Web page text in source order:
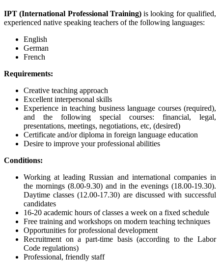
IPT (International Professional Training)is looking for qualified,
experienced native speaking teachers of the following languages:
English
German
French
Requirements:
Creative teaching approach
Excellent interpersonal skills
Experience in teaching business language courses (required),
and the following special courses: financial, legal,
presentations, meetings, negotiations, etc, (desired)
Certificate and/or diploma in foreign language education
Desire to improve your professional abilities
Conditions:
Working at leading Russian and international companies in
the mornings (8.00-9.30) and in the evenings (18.00-19.30).
Daytime classes (12.00-17.30) are discussed with successful
candidates
16-20 academic hours of classes a week on a fixed schedule
Free training and workshops on modern teaching techniques
Opportunities for professional development
Recruitment on a part-time basis (according to the Labor
Code regulations)
Professional, friendly staff